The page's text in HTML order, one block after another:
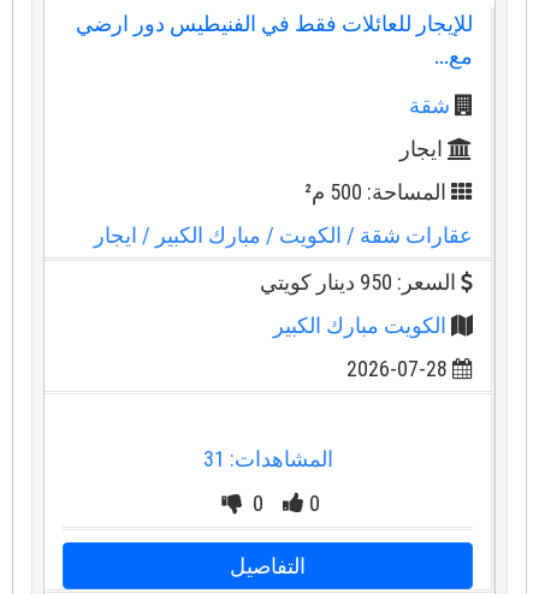
للإيجار للعائلات فقط في الفنيطيس دور ارضي
مع...
شقة
ايجار
المساحة: 500 م²
عقارات شقة / الكويت/ مبارك الكبير / ايجار
السعر: 950 دينار كويتي
الكويت مبارك الكبير
2026-07-28
المشاهدات: 31
0
0
التفاصيل